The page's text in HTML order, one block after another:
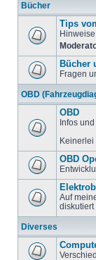
Bücher
Tips
Bücher
Fragen
OBD
OBD
Infos
Keinerlei
OBD
Auf
diskutiert
Diverses